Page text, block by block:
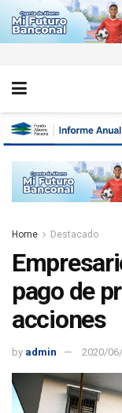
Home Destacado
pago de
acciones
by admin 2020/